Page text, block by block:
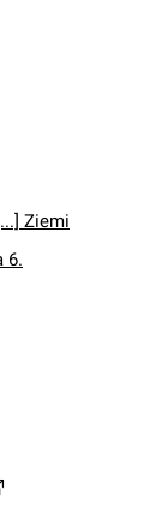
Ziemi
6.